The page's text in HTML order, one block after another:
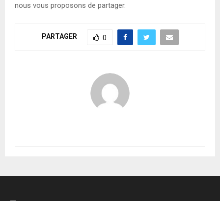
nous vous proposons de partager.
PARTAGER 0